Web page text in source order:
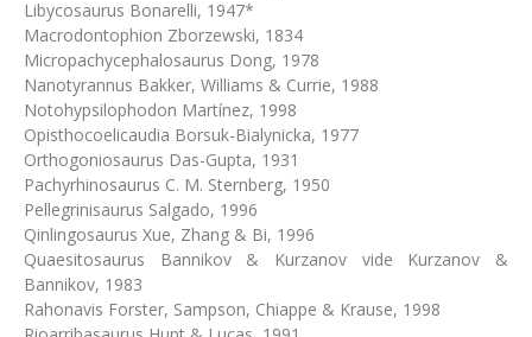
Libycosaurus Bonarelli, 1947*
Macrodontophion Zborzewski, 1834
Micropachycephalosaurus Dong, 1978
Nanotyrannus Bakker, Williams & Currie, 1988
Notohypsilophodon Martínez, 1998
Opisthocoelicaudia Borsuk-Bialynicka, 1977
Orthogoniosaurus Das-Gupta, 1931
Pachyrhinosaurus C. M. Sternberg, 1950
Pellegrinisaurus Salgado, 1996
Qinlingosaurus Xue, Zhang & Bi, 1996
Quaesitosaurus Bannikov & Kurzanov vide Kurzanov &
Bannikov, 1983
Rahonavis Forster, Sampson, Chiappe & Krause, 1998